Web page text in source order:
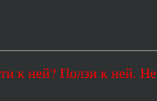
к ней? Ползи к ней. Не